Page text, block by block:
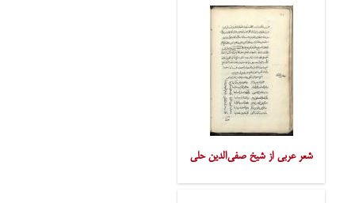
شعر عربی از شیخ صفی‌الدین حلی